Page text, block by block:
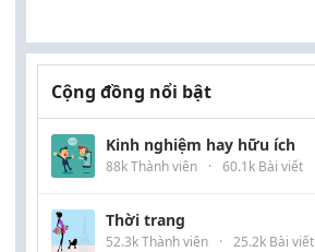
Cộng đồng nổi bật
Kinh nghiệm hay hữu ích
88k Thành viên · 60.1k Bài viết
Thời trang
52.3k Thành viên · 25.2k Bài viết